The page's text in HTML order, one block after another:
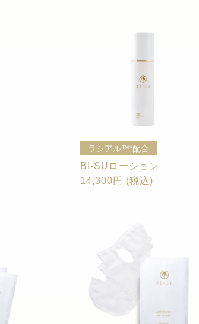
ラシアル™*配合
BI-SUローション
14,300円 (税込)